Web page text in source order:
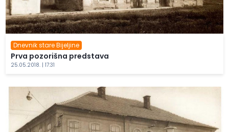
Dnevnik stare Bijeljine
Prva pozorišna predstava
25.05.2018. | 17:31